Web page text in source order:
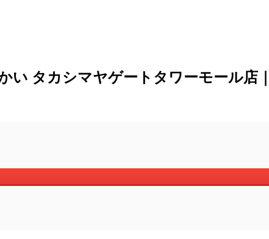
い タカシマヤゲートタワーモール店